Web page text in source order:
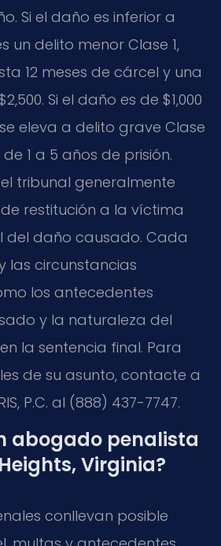
Si el daño es inferior a
un delito menor Clase 1,
12 meses de cárcel y una
Si el daño es de $1,000
eleva a delito grave Clase
1 a 5 años de prisión.
tribunal generalmente
restitución a la víctima
del daño causado. Cada
las circunstancias
los antecedentes
y la naturaleza del
la sentencia final. Para
de su asunto, contacte a
P.C. al (888) 437-7747.
abogado penalista
Virginia?
conllevan posible